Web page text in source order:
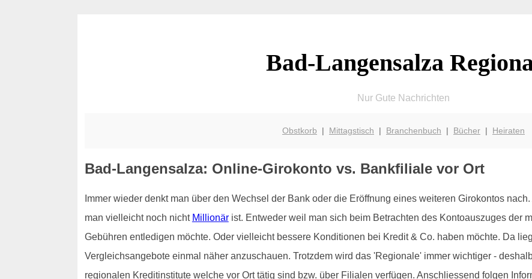
Bad-Langensalza
Nur Gute Nachrichten
Obstkorb | Mittagstisch | Branchenbuch | Bücher| Heiraten
Bad-Langensalza: Online-Girokonto vs. Bankfiliale vor Ort
Immer wieder denkt man über den Wechsel der Bank oder die Eröffnung eines weiteren Girokontos
man vielleicht noch nicht Millionärist. Entweder weil man sich beim Betrachten des Kontoauszuges der
Gebühren entledigen möchte. Oder vielleicht bessere Konditionen bei Kredit & Co. haben möchte. Da
Vergleichsangebote einmal näher anzuschauen. Trotzdem wird das 'Regionale' immer wichtiger -
regionalen Kreditinstitute welche vor Ort tätig sind bzw. über Filialen verfügen. Anschliessend folgen